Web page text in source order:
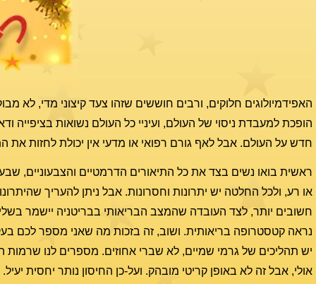
האפידמיולוגים חלוקים, ורבים חוששים שזהו צעד קיצוני מדי, לא
הופכת למעבדת ניסוי של העולם, ועיניי כל העולם נשואות בציפייה
חדש על העולם. אבל לאף גורם רפואי או מדעי אין יכולת לחזות
ראשית בואו נשים בצד את כל התיאורים הדרמטיים והצבעוניים,
או רע, ולכל החלטה יש יתרונות וחסרונות. אבל ניתן להעריך
חשובים יותר, לצד העובדה שהמצב הבריאותי בבריטניה יישמר
יש תהליכים של גרמי שמיים, לא שברי אחוזים. מספרים לנו שרמות
אולי, אבל זה לא באופן קריטי מובהק. ועל-כן החיסון נותר יחסית